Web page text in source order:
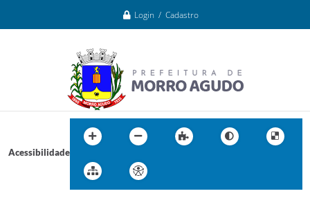
Login / Cadastro
Acessibilidade